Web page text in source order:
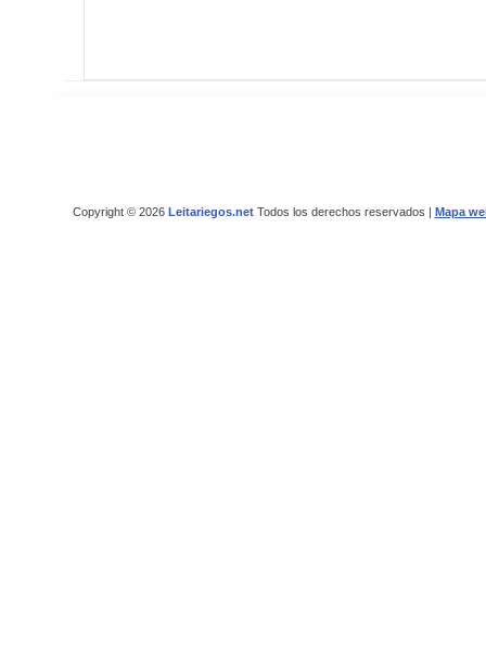
Copyright © 2026 Leitariegos.netTodos los derechos reservados | Mapa